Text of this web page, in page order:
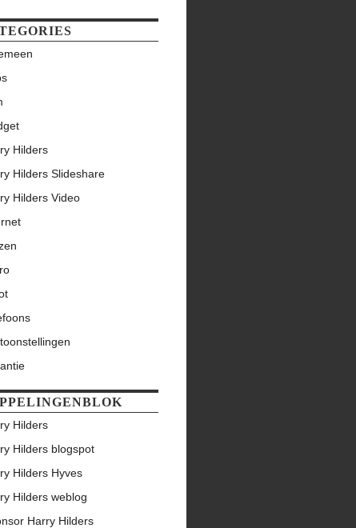
Hilders
Hilders Slideshare
Hilders Video
Hilders
Hilders blogspot
Hilders Hyves
Hilders weblog
Harry Hilders